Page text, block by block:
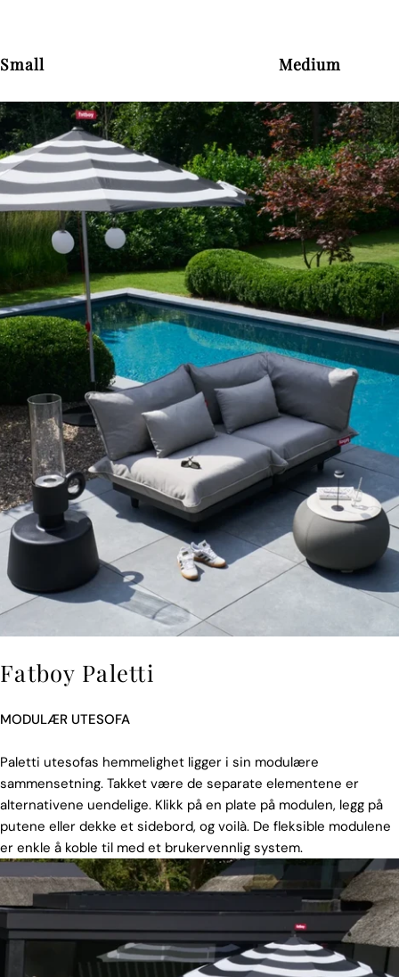
Small Medium
Fatboy Paletti
MODULÆR UTESOFA
Paletti utesofas hemmelighet ligger i sin modulære
sammensetning. Takket være de separate elementene er
alternativene uendelige. Klikk på en plate på modulen, legg på
putene eller dekke et sidebord, og voilà. De fleksible modulene
er enkle å koble til med et brukervennlig system.